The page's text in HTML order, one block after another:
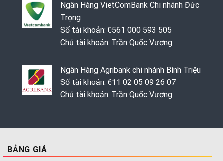
Ngân Hàng VietComBank Chi nhánh Đức
Trọng
Số tài khoản: 0561 000 593 505
Chủ tài khoản: Trần Quốc Vương
Ngân Hàng Agribank chi nhánh Bình Triệu
Số tài khoản: 611 02 05 09 26 07
Chủ tài khoản: Trần Quốc Vương
BẢNG GIÁ